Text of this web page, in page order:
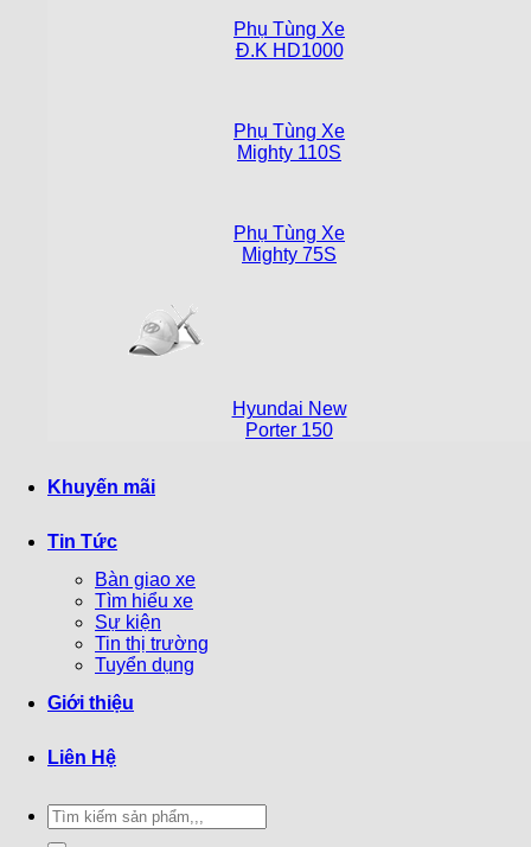
Phụ Tùng Xe
Đ.K HD1000
Phụ Tùng Xe
Mighty 110S
Phụ Tùng Xe
Mighty 75S
Hyundai New
Porter 150
Khuyến mãi
Tin Tức
Bàn giao xe
Tìm hiểu xe
Sự kiện
Tin thị trường
Tuyển dụng
Giới thiệu
Liên Hệ
Tìm
kiếm: